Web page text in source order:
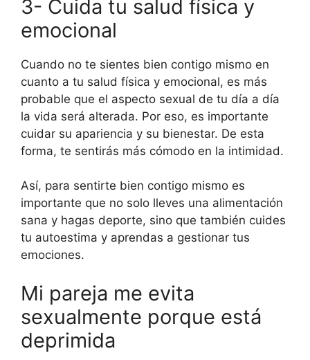
3- Cuida tu salud física y
emocional
Cuando no te sientes bien contigo mismo en
cuanto a tu salud física y emocional, es más
probable que el aspecto sexual de tu día a día
la vida será alterada. Por eso, es importante
cuidar su apariencia y su bienestar. De esta
forma, te sentirás más cómodo en la intimidad.
Así, para sentirte bien contigo mismo es
importante que no solo lleves una alimentación
sana y hagas deporte, sino que también cuides
tu autoestima y aprendas a gestionar tus
emociones.
Mi pareja me evita
sexualmente porque está
deprimida